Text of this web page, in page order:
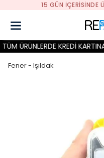
15 GÜN İÇERİSİNDE
ÜRÜNLERDE KREDİ
Fener - Işıldak